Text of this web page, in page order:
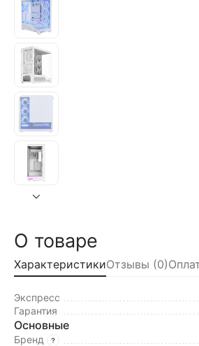
О товаре
ХарактеристикиОтзывы (0)
Экспресс
Гарантия
Основные
Бренд